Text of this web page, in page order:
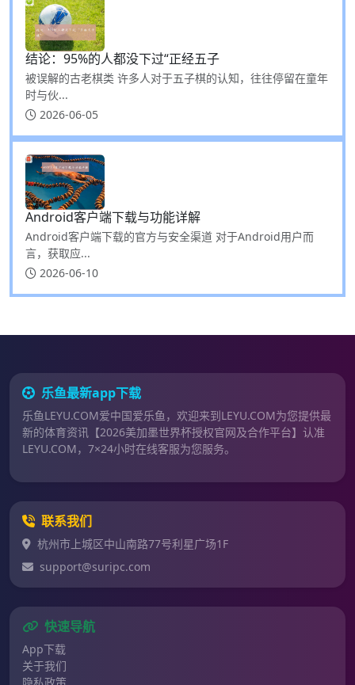
结论：95%的人都没下过“正经五子
被误解的古老棋类 许多人对于五子棋的认知，往往停留在童年
时与伙...
2026-06-05
Android客户端下载与功能详解
Android客户端下载的官方与安全渠道 对于Android用户而
言，获取应...
2026-06-10
乐鱼最新app下载
乐鱼LEYU.COM爱中国爱乐鱼，欢迎来到LEYU.COM为您提供最
新的体育资讯【2026美加墨世界杯授权官网及合作平台】认准
LEYU.COM，7×24小时在线客服为您服务。
联系我们
杭州市上城区中山南路77号利星广场1F
support@suripc.com
快速导航
App下载
关于我们